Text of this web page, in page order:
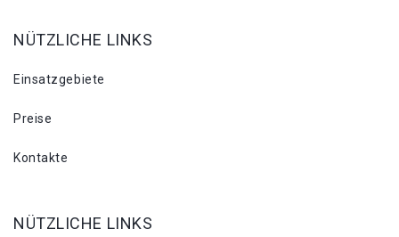
NÜTZLICHE LINKS
Einsatzgebiete
Preise
Kontakte
NÜTZLICHE LINKS